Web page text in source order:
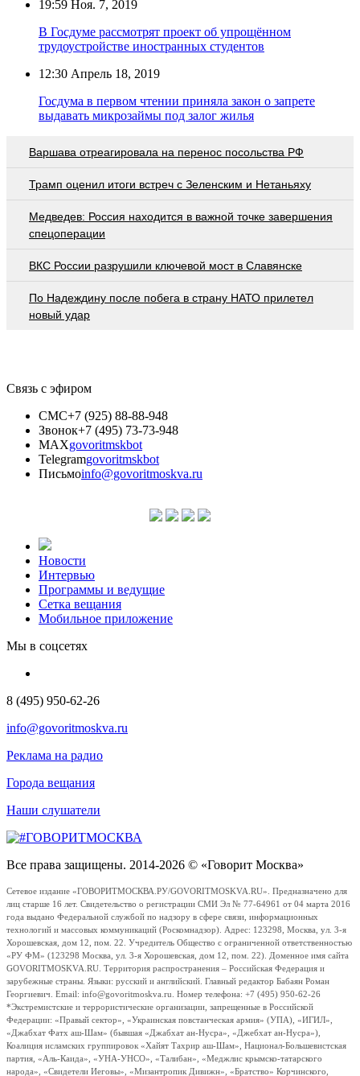
19:59 Ноя. 7, 2019
В Госдуме рассмотрят проект об упрощённом
трудоустройстве иностранных студентов
12:30 Апрель 18, 2019
Госдума в первом чтении приняла закон о запрете
выдавать микрозаймы под залог жилья
Варшава отреагировала на перенос посольства РФ
Трамп оценил итоги встреч с Зеленским и Нетаньяху
Медведев: Россия находится в важной точке завершения
спецоперации
ВКС России разрушили ключевой мост в Славянске
По Надеждину после побега в страну НАТО прилетел
новый удар
Связь с эфиром
СМС+7 (925) 88-88-948
Звонок+7 (495) 73-73-948
MAXgovoritmskbot
Telegramgovoritmskbot
Письмоinfo@govoritmoskva.ru
Новости
Интервью
Программы и ведущие
Сетка вещания
Мобильное приложение
Мы в соцсетях
8 (495) 950-62-26
info@govoritmoskva.ru
Реклама на радио
Города вещания
Наши слушатели
Все права защищены. 2014-2026 © «Говорит Москва»
Сетевое издание «ГОВОРИТМОСКВА.РУ/GOVORITMOSKVA.RU». Предназначено для
лиц старше 16 лет. Свидетельство о регистрации СМИ Эл № 77-64961 от 04 марта 2016
года выдано Федеральной службой по надзору в сфере связи, информационных
технологий и массовых коммуникаций (Роскомнадзор). Адрес: 123298, Москва, ул. 3-я
Хорошевская, дом 12, пом. 22. Учредитель Общество с ограниченной ответственностью
«РУ ФМ» (123298 Москва, ул. 3-я Хорошевская, дом 12, пом. 22). Доменное имя сайта
GOVORITMOSKVA.RU. Территория распространения – Российская Федерация и
зарубежные страны. Языки: русский и английский. Главный редактор Бабаян Роман
Георгиевич. Email: info@govoritmoskva.ru. Номер телефона: +7 (495) 950-62-26
*Экстремистские и террористические организации, запрещенные в Российской
Федерации: «Правый сектор», «Украинская повстанческая армия» (УПА), «ИГИЛ»,
«Джабхат Фатх аш-Шам» (бывшая «Джабхат ан-Нусра», «Джебхат ан-Нусра»),
Коалиция исламских группировок «Хайят Тахрир аш-Шам», Национал-Большевистская
партия, «Аль-Каида», «УНА-УНСО», «Талибан», «Меджлис крымско-татарского
народа», «Свидетели Иеговы», «Мизантропик Дивижн», «Братство» Корчинского,